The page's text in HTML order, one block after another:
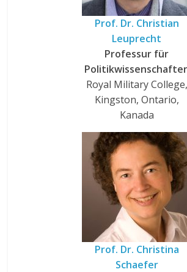
Prof. Dr. Christian
Leuprecht
Professur für
Royal Military College,
Kingston, Ontario,
Kanada
Prof. Dr. Christina
Schaefer